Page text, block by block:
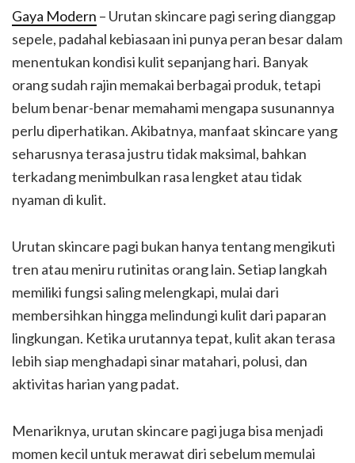
Gaya Modern – Urutan skincare pagi sering dianggap
sepele, padahal kebiasaan ini punya peran besar dalam
menentukan kondisi kulit sepanjang hari. Banyak
orang sudah rajin memakai berbagai produk, tetapi
belum benar-benar memahami mengapa susunannya
perlu diperhatikan. Akibatnya, manfaat skincare yang
seharusnya terasa justru tidak maksimal, bahkan
terkadang menimbulkan rasa lengket atau tidak
nyaman di kulit.
Urutan skincare pagi bukan hanya tentang mengikuti
tren atau meniru rutinitas orang lain. Setiap langkah
memiliki fungsi saling melengkapi, mulai dari
membersihkan hingga melindungi kulit dari paparan
lingkungan. Ketika urutannya tepat, kulit akan terasa
lebih siap menghadapi sinar matahari, polusi, dan
aktivitas harian yang padat.
Menariknya, urutan skincare pagi juga bisa menjadi
momen kecil untuk merawat diri sebelum memulai